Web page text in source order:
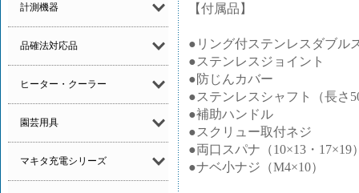
計測機器
品確法対応品
ヒーター・クーラー
園芸用具
マキタ充電シリーズ
【付属品】
●リング付ステンレスダブル
●ステンレスジョイント
●防じんカバー
●ステンレスシャフト（長さ
●補助ハンドル
●スクリュー取付ネジ
●両口スパナ（10×13・17×19
●ナベ小ナジ（M4×10）